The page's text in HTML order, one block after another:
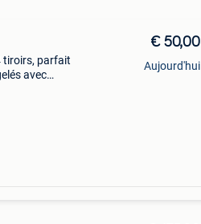
tiroirs, parfait
avec
€ 50,00
Aujourd'hui